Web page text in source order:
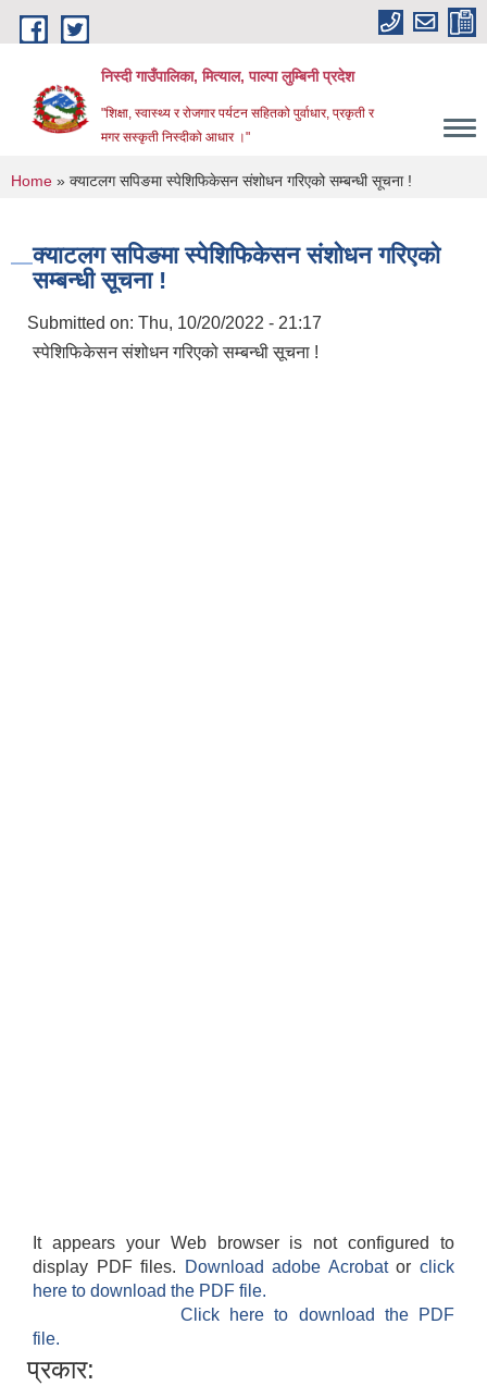
Skip to main content
निस्दी गाउँपालिका, मित्याल, पाल्पा लुम्बिनी प्रदेश
"शिक्षा, स्वास्थ्य र रोजगार पर्यटन सहितको पुर्वाधार, प्रकृती र
मगर सस्कृती निस्दीको आधार ।"
You are here
Home » क्याटलग सपिङमा स्पेशिफिकेसन संशोधन गरिएको सम्बन्धी सूचना !
क्याटलग सपिङमा स्पेशिफिकेसन संशोधन गरिएको
सम्बन्धी सूचना !
Submitted on: Thu, 10/20/2022 - 21:17
स्पेशिफिकेसन संशोधन गरिएको सम्बन्धी सूचना !
It appears your Web browser is not configured to
display PDF files.
Download adobe Acrobatorclick
here to download the PDF file.
Click here to download the PDF
file.
प्रकार: